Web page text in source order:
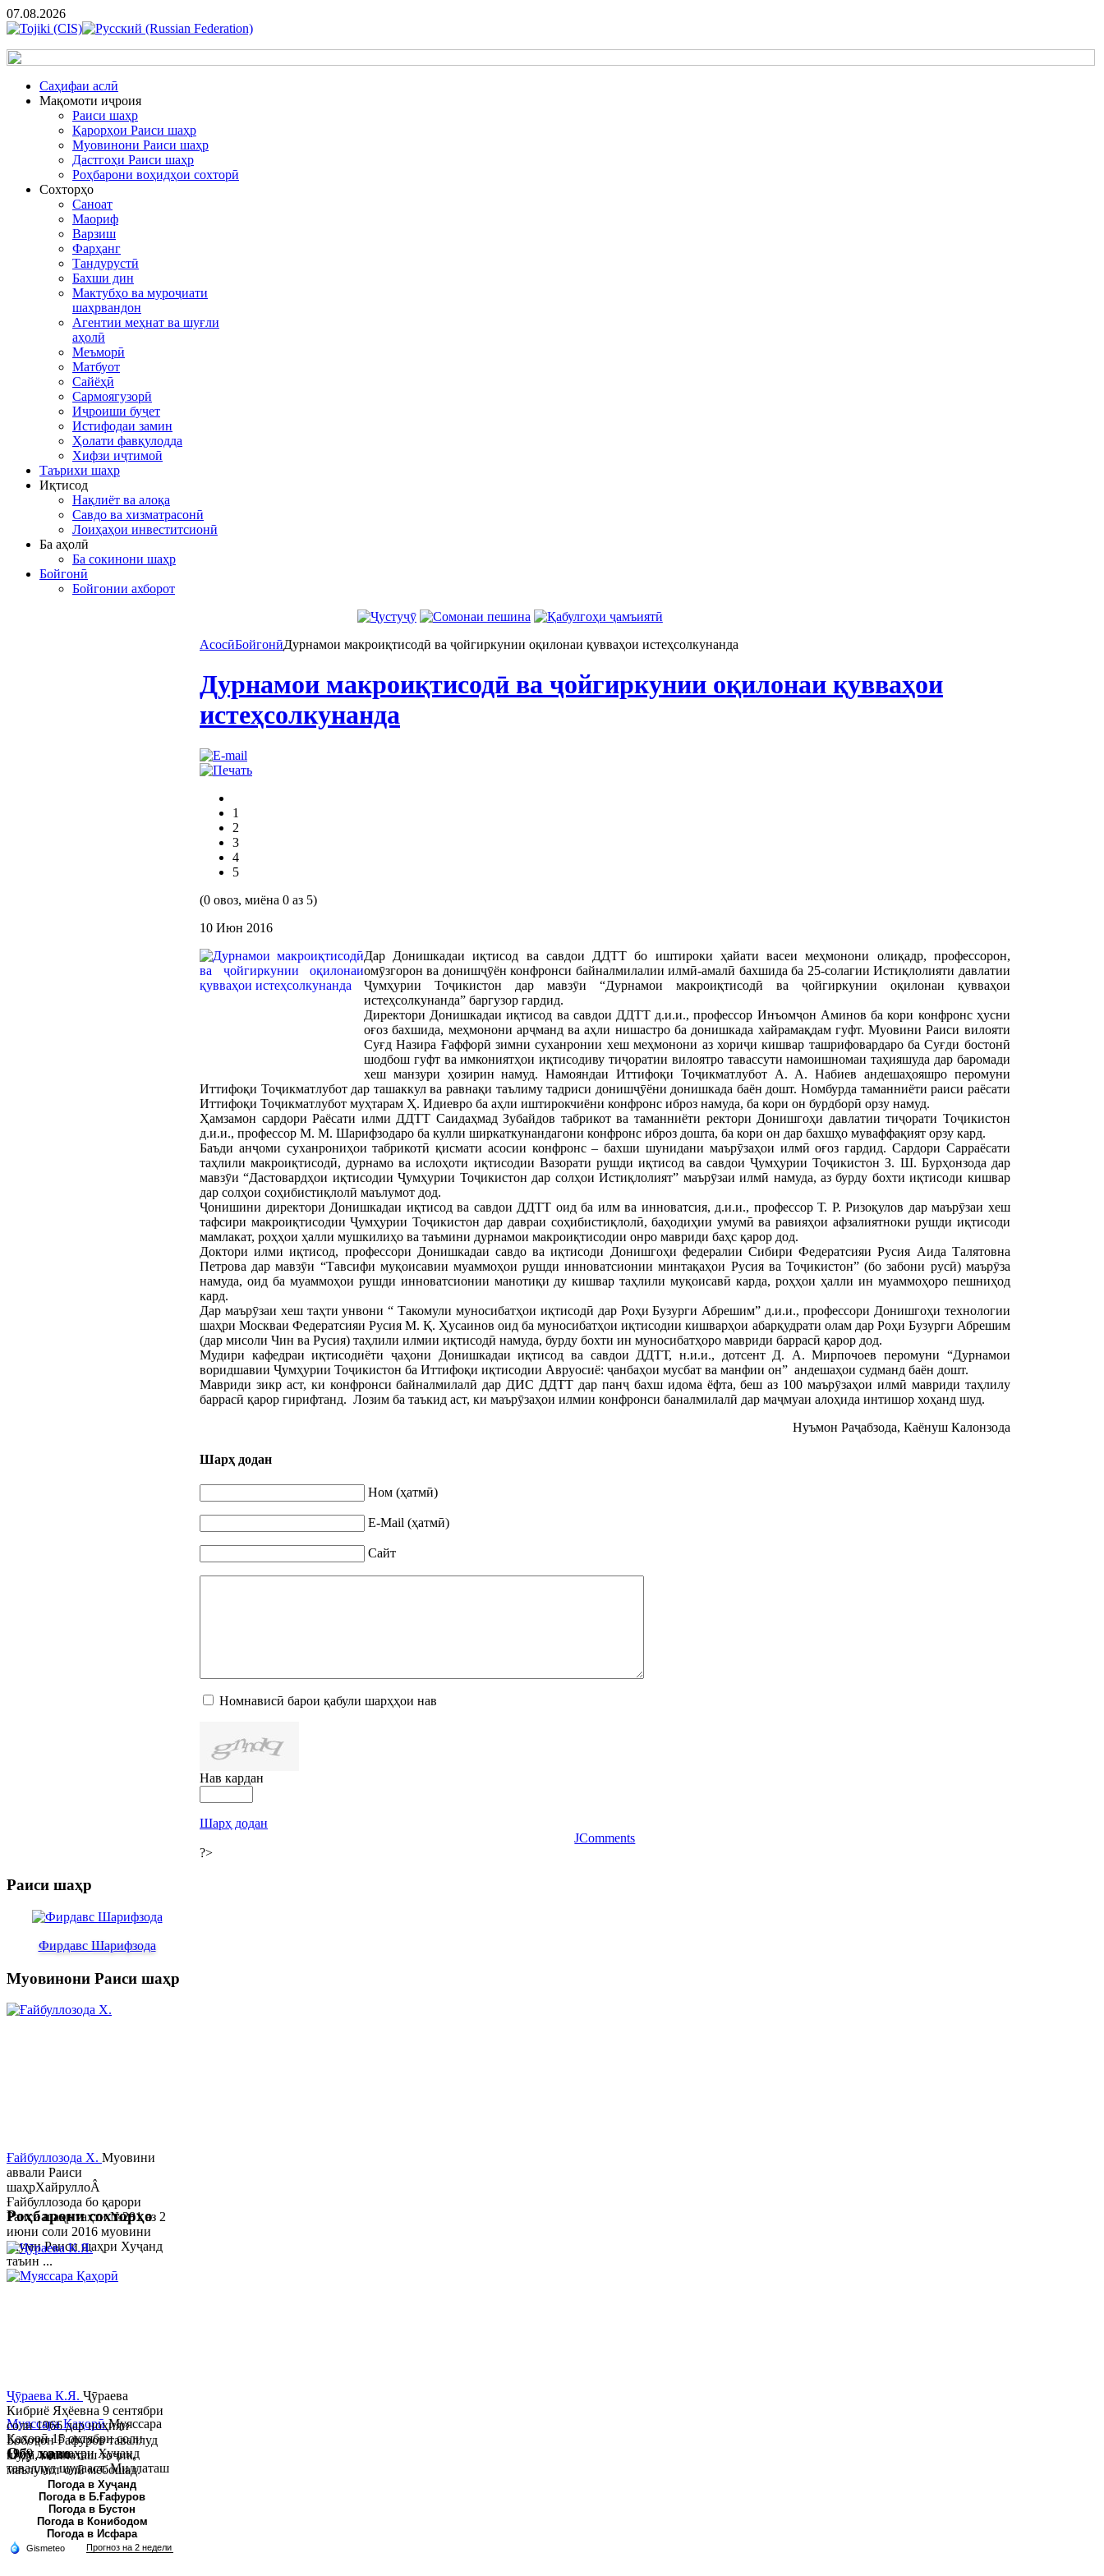
07.08.2026
Cаҳифаи аслӣ
Мақомоти иҷроия
Раиси шаҳр
Қарорҳои Раиси шаҳр
Муовинони Раиси шаҳр
Дастгоҳи Раиси шаҳр
Роҳбарони воҳидҳои сохторӣ
Сохторҳо
Саноат
Маориф
Варзиш
Фарҳанг
Тандурустӣ
Бахши дин
Мактубҳо ва муроҷиати
шаҳрвандон
Агентии меҳнат ва шуғли
аҳолӣ
Меъморӣ
Матбуот
Сайёҳӣ
Сармоягузорӣ
Иҷроиши буҷет
Истифодаи замин
Ҳолати фавқулодда
Хифзи иҷтимоӣ
Таърихи шаҳр
Иқтисод
Нақлиёт ва алоқа
Савдо ва хизматрасонӣ
Лоиҳаҳои инвеститсионӣ
Ба аҳолӣ
Ба сокинони шаҳр
Бойгонӣ
Бойгонии ахборот
АсосӣБойгонӣДурнамои макроиқтисодӣ ва ҷойгиркунии оқилонаи қувваҳои истеҳсолкунанда
Дурнамои макроиқтисодӣ ва ҷойгиркунии оқилонаи қувваҳои
истеҳсолкунанда
1
2
3
4
5
(0 овоз, миёна 0 аз 5)
10 Июн 2016
Дар Донишкадаи иқтисод ва савдои ДДТТ бо иштироки ҳайати васеи меҳмонони олиқадр, профессорон,
омӯзгорон ва донишҷӯён конфронси байналмилалии илмӣ-амалӣ бахшида ба 25-солагии Истиқлолияти давлатии
Ҷумҳурии Тоҷикистон дар мавзӯи “Дурнамои макроиқтисодӣ ва ҷойгиркунии оқилонаи қувваҳои
истеҳсолкунанда” баргузор гардид.
Директори Донишкадаи иқтисод ва савдои ДДТТ д.и.и., профессор Инъомҷон Аминов ба кори конфронс ҳусни
оғоз бахшида, меҳмонони арҷманд ва аҳли нишастро ба донишкада хайрамақдам гуфт. Муовини Раиси вилояти
Суғд Назира Ғаффорӣ зимни суханронии хеш меҳмонони аз хориҷи кишвар ташрифовардаро ба Суғди бостонӣ
шодбош гуфт ва имкониятҳои иқтисодиву тиҷоратии вилоятро тавассути намоишномаи таҳияшуда дар баромади
хеш манзури ҳозирин намуд. Намояндаи Иттифоқи Тоҷикматлубот А. А. Набиев андешаҳояшро перомуни
Иттифоқи Тоҷикматлубот дар ташаккул ва равнақи таълиму тадриси донишҷӯёни донишкада баён дошт. Номбурда таманниёти раиси раёсати
Иттифоқи Тоҷикматлубот муҳтарам Ҳ. Идиевро ба аҳли иштирокчиёни конфронс иброз намуда, ба кори он бурдборӣ орзу намуд.
Ҳамзамон сардори Раёсати илми ДДТТ Саидаҳмад Зубайдов табрикот ва таманниёти ректори Донишгоҳи давлатии тиҷорати Тоҷикистон
д.и.и., профессор М. М. Шарифзодаро ба кулли ширкаткунандагони конфронс иброз дошта, ба кори он дар бахшҳо муваффақият орзу кард.
Баъди анҷоми суханрониҳои табрикотӣ қисмати асосии конфронс – бахши шунидани маърӯзаҳои илмӣ оғоз гардид. Сардори Сарраёсати
таҳлили макроиқтисодӣ, дурнамо ва ислоҳоти иқтисодии Вазорати рушди иқтисод ва савдои Ҷумҳурии Тоҷикистон З. Ш. Бурҳонзода дар
мавзӯи “Дастовардҳои иқтисодии Ҷумҳурии Тоҷикистон дар солҳои Истиқлолият” маърӯзаи илмӣ намуда, аз бурду бохти иқтисоди кишвар
дар солҳои соҳибистиқлолӣ маълумот дод.
Ҷонишини директори Донишкадаи иқтисод ва савдои ДДТТ оид ба илм ва инноватсия, д.и.и., профессор Т. Р. Ризоқулов дар маърӯзаи хеш
тафсири макроиқтисодии Ҷумҳурии Тоҷикистон дар давраи соҳибистиқлолӣ, баҳодиҳии умумӣ ва равияҳои афзалиятноки рушди иқтисоди
мамлакат, роҳҳои ҳалли мушкилиҳо ва таъмини дурнамои макроиқтисодии онро мавриди баҳс қарор дод.
Доктори илми иқтисод, профессори Донишкадаи савдо ва иқтисоди Донишгоҳи федералии Сибири Федератсияи Русия Аида Талятовна
Петрова дар мавзӯи “Тавсифи муқоисавии муаммоҳои рушди инноватсионии минтақаҳои Русия ва Тоҷикистон” (бо забони русӣ) маърӯза
намуда, оид ба муаммоҳои рушди инноватсионии манотиқи ду кишвар таҳлили муқоисавӣ карда, роҳҳои ҳалли ин муаммоҳоро пешниҳод
кард.
Дар маърӯзаи хеш таҳти унвони “ Такомули муносибатҳои иқтисодӣ дар Роҳи Бузурги Абрешим” д.и.и., профессори Донишгоҳи технологии
шаҳри Москваи Федератсияи Русия М. Қ. Ҳусаинов оид ба муносибатҳои иқтисодии кишварҳои абарқудрати олам дар Роҳи Бузурги Абрешим
(дар мисоли Чин ва Русия) таҳлили илмии иқтисодӣ намуда, бурду бохти ин муносибатҳоро мавриди баррасӣ қарор дод.
Мудири кафедраи иқтисодиёти ҷаҳони Донишкадаи иқтисод ва савдои ДДТТ, н.и.и., дотсент Д. А. Мирпочоев перомуни “Дурнамои
воридшавии Ҷумҳурии Тоҷикистон ба Иттифоқи иқтисодии Авруосиё: ҷанбаҳои мусбат ва манфии он” андешаҳои судманд баён дошт.
Мавриди зикр аст, ки конфронси байналмилалӣ дар ДИС ДДТТ дар панҷ бахш идома ёфта, беш аз 100 маърӯзаҳои илмӣ мавриди таҳлилу
баррасӣ қарор гирифтанд. Лозим ба таъкид аст, ки маърӯзаҳои илмии конфронси баналмилалӣ дар маҷмуаи алоҳида интишор хоҳанд шуд.
Нуъмон Раҷабзода, Каёнуш Калонзода
Шарҳ додан
Ном (ҳатмӣ)
E-Mail (ҳатмӣ)
Сайт
Номнависӣ барои қабули шарҳҳои нав
Нав кардан
Шарҳ додан
JComments
?>
Раиси шаҳр
Фирдавс Шарифзода
Муовинони Раиси шаҳр
Ғайбуллозода Х. Муовини
аввали Раиси
шаҳрХайруллоÂ
Ғайбуллозода бо қарори
Раиси шаҳр таҳти №281 аз 2
июни соли 2016 муовини
якуми Раиси шаҳри Хуҷанд
таъин ...
Муяссара ҚаҳорӣМуяссара
Қаҳорӣ 15 октябри соли
1979 дар шаҳри Хуҷанд
таваллуд шудааст. Миллаташ
тоҷик. Маълумот олӣ. Соли
2002 Донишгоҳи давлатии
Хуҷанд ба...
Роҳбарони сохторҳо
Ҷӯраева К.Я. Ҷӯраева
Кибриё Яҳёевна 9 сентябри
соли 1966 дар ноҳияи
Бобоҷон Ғафуров таваллуд
шуда, миллаташ тоҷик,
маълумот олӣ мебошад.
Соли 1997 Донишг...
Обу хаво
Погода в Хуҷанд
Погода в Б.Ғафуров
Погода в Бустон
Погода в Конибодом
Погода в Исфара